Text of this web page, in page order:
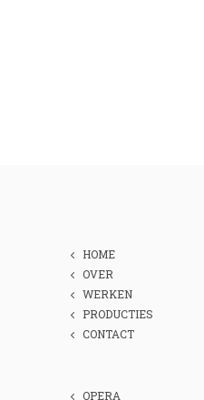
HOME
OVER
WERKEN
PRODUCTIES
CONTACT
OPERA